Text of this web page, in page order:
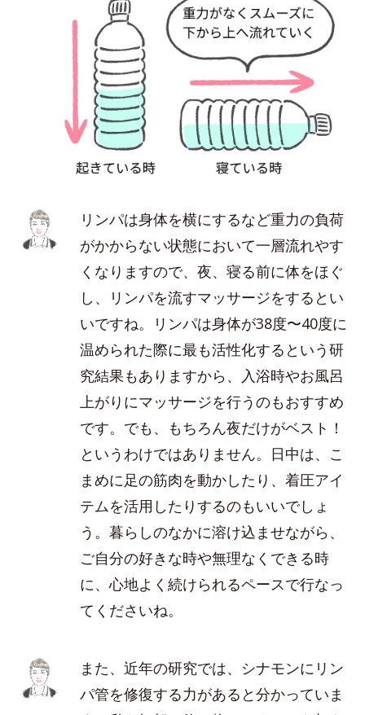
リンパは身体を横にするなど重力の負荷
がかからない状態において一層流れやす
くなりますので、夜、寝る前に体をほぐ
し、リンパを流すマッサージをするとい
いですね。リンパは身体が38度〜40度に
温められた際に最も活性化するという研
究結果もありますから、入浴時やお風呂
上がりにマッサージを行うのもおすすめ
です。でも、もちろん夜だけがベスト！
というわけではありません。日中は、こ
まめに足の筋肉を動かしたり、着圧アイ
テムを活用したりするのもいいでしょ
う。暮らしのなかに溶け込ませながら、
ご自分の好きな時や無理なくできる時
に、心地よく続けられるペースで行なっ
てくださいね。
また、近年の研究では、シナモンにリン
パ管を修復する力があると分かっていま